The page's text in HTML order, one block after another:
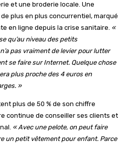
et une broderie locale. Une
plus en plus concurrentiel, marqué
en ligne depuis la crise sanitaire. «
qu’au niveau des petits
pas vraiment de levier pour lutter
se faire sur Internet. Quelque chose
plus proche des 4 euros en
»
plus de 50 % de son chiffre
continue de conseiller ses clients et
« Avec une pelote, on peut faire
un petit vêtement pour enfant. Parce